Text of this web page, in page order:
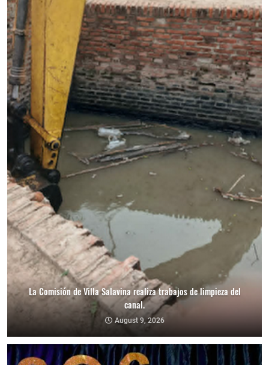
La Comisión de Villa Salavina realiza trabajos de limpieza del
canal.
August 9, 2026